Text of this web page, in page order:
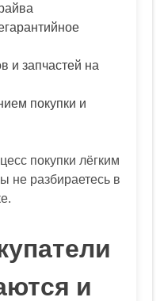
и запчастей на
покупки и
покупки лёгким
не разбираетесь в
и